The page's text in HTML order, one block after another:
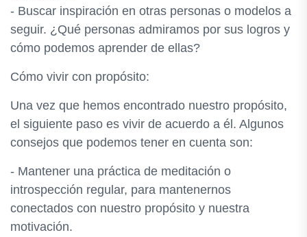
- Buscar inspiración en otras personas o modelos a
seguir. ¿Qué personas admiramos por sus logros y
cómo podemos aprender de ellas?
Cómo vivir con propósito:
Una vez que hemos encontrado nuestro propósito,
el siguiente paso es vivir de acuerdo a él. Algunos
consejos que podemos tener en cuenta son:
- Mantener una práctica de meditación o
introspección regular, para mantenernos
conectados con nuestro propósito y nuestra
motivación.